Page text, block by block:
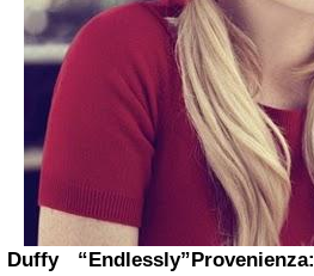
Duffy“Endlessly”Provenienza: